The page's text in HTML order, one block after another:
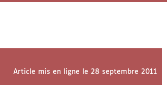
Article mis en ligne le 28 septembre 2011